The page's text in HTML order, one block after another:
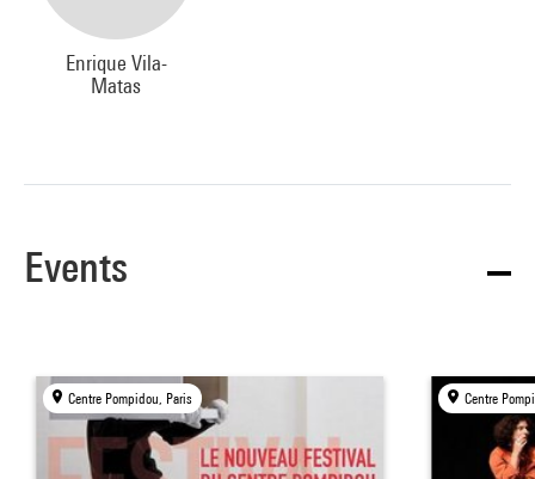
Enrique Vila-
Matas
Events
Centre Pompidou, Paris Centre